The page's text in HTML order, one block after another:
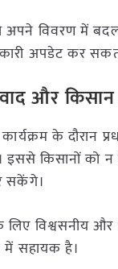
अपने विवरण में
अपडेट कर
और
कार्यक्रम के
किसानों को
सकेंगे।
लिए विश्वसनीय
सहायक है।